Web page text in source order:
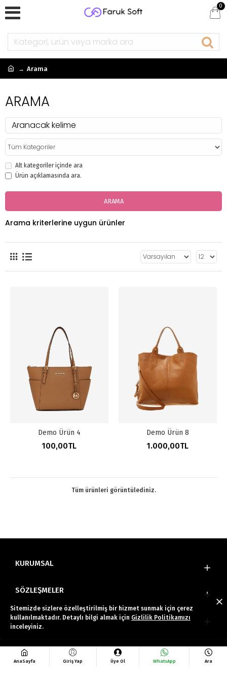
0
Arama
ARAMA
Alt kategoriler içinde ara
Ürün açıklamasında ara.
ARAMA
Arama kriterlerine uygun ürünler
Demo Ürün 4
100,00TL
Demo Ürün 8
1.000,00TL
Tüm ürünleri görüntülediniz.
KURUMSAL
SÖZLEŞMELER
ÜYE
Copyright © 2022 Faruk Soft Tüm Hakları Saklıdır.
AnaSayfa Giriş Yap Üye Ol WhatsApp Ara
Sitemizde sizlere özelleştirilmiş bir hizmet sunmak için çerez
kullanılmaktadır. Detaylı bilgi almak için Gizlilik Politikamızı
inceleyiniz.